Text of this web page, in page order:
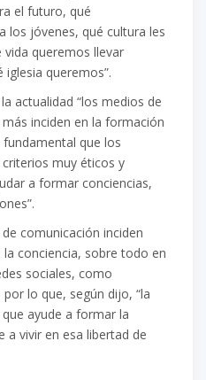
el futuro, qué
los jóvenes, qué cultura les
queremos llevar
queremos”.
actualidad “los medios de
inciden en la formación
que los
muy éticos y
a formar conciencias,
comunicación inciden
conciencia, sobre todo en
sociales, como
lo que, según dijo, “la
ayude a formar la
a vivir en esa libertad de